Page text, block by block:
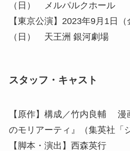
（日） メルパルクホール
【東京公演】2023年9月1日
（日） 天王洲 銀河劇場
スタッフ・キャスト
【原作】構成／竹内良輔
のモリアーティ』（集英社「
【脚本・演出】西森英行